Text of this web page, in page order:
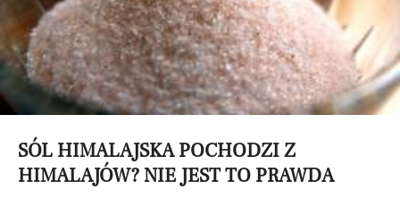
SÓL HIMALAJSKA POCHODZI Z
HIMALAJÓW? NIE JEST TO PRAWDA